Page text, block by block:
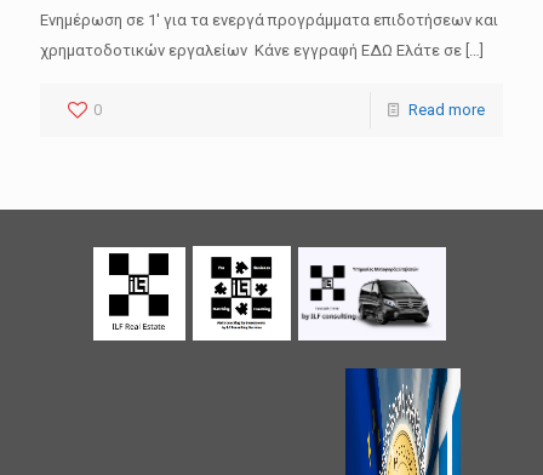
Ενημέρωση σε 1′ για τα ενεργά προγράμματα επιδοτήσεων και
χρηματοδοτικών εργαλείων Κάνε εγγραφή ΕΔΩ Ελάτε σε
0 Read more